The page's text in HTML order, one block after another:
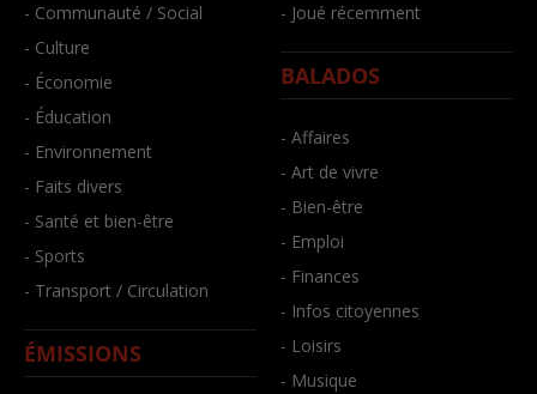
- Communauté / Social
- Culture
- Économie
- Éducation
- Environnement
- Faits divers
- Santé et bien-être
- Sports
- Transport / Circulation
ÉMISSIONS
- Joué récemment
BALADOS
- Affaires
- Art de vivre
- Bien-être
- Emploi
- Finances
- Infos citoyennes
- Loisirs
- Musique